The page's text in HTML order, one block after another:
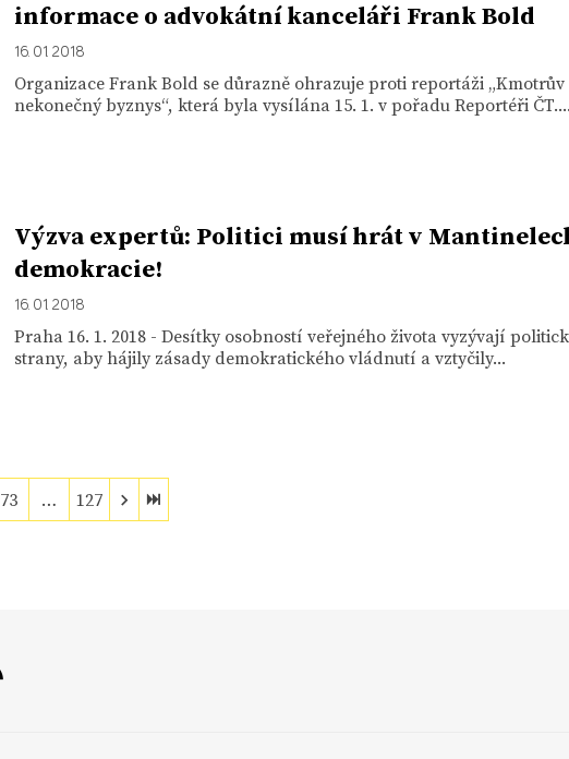
informace o advokátní kanceláři Frank Bold
16. 01. 2018
Organizace Frank Bold se důrazně ohrazuje proti reportáži „Kmotrův
nekonečný byznys“, která byla vysílána 15. 1. v pořadu Reportéři ČT....
Výzva expertů: Politici musí hrát v
demokracie!
16. 01. 2018
Praha 16. 1. 2018 - Desítky osobností veřejného života vyzývají
strany, aby hájily zásady demokratického vládnutí a vztyčily...
73 … 127